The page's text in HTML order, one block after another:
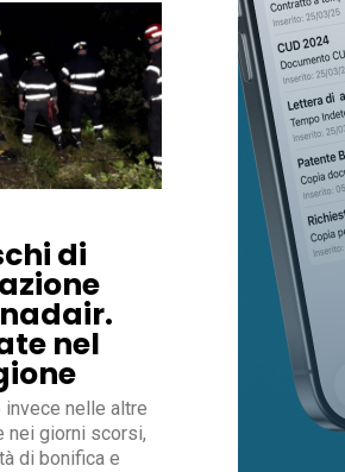
di
nel
nelle altre
nei giorni scorsi,
di bonifica e